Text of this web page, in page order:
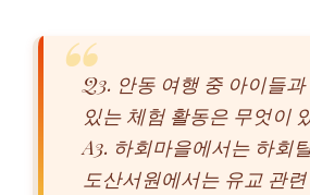
Q3. 안동 여행 중 아이들
있는 체험 활동은 무엇이
A3. 하회마을에서는 하회
도산서원에서는 유교 관